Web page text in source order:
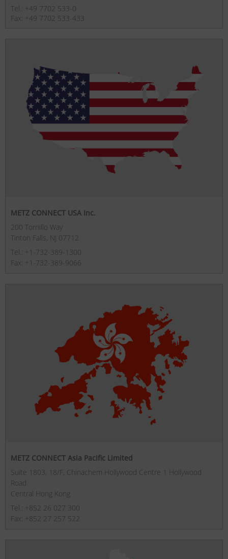
Tel.: +49 7702 533-0
Fax: +49 7702 533-433
METZ CONNECT USA Inc.
200 Tornillo Way
Tinton Falls, NJ 07712
Tel.: +1-732-389-1300
Fax: +1-732-389-9066
METZ CONNECT Asia Pacific Limited
Suite 1803, 18/F, Chinachem Hollywood Centre 1 Hollywood
Road
Central Hong Kong
Tel.: +852 26 027 300
Fax: +852 27 257 522